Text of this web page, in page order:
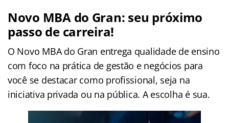
Novo MBA do Gran: seu próximo
passo de carreira!
O Novo MBA do Gran entrega qualidade de ensino
com foco na prática de gestão e negócios para
você se destacar como profissional, seja na
iniciativa privada ou na pública. A escolha é sua.